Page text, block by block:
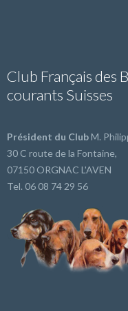
Club Français des
courants Suisses
Président du ClubM.
30 C route de la Fontaine,
07150 ORGNAC L'AVEN
Tel. 06 08 74 29 56